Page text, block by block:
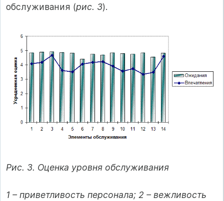
обслуживания (рис. 3).
Рис. 3. Оценка уровня обслуживания
1 – приветливость персонала; 2 – вежливость